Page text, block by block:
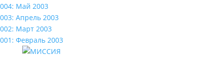
004: Май 2003
003: Апрель 2003
002: Март 2003
001: Февраль 2003